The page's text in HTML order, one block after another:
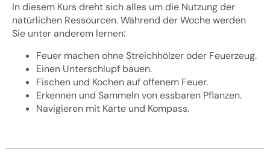
In diesem Kurs dreht sich alles um die Nutzung der
natürlichen Ressourcen. Während der Woche werden
Sie unter anderem lernen:
Feuer machen ohne Streichhölzer oder Feuerzeug.
Einen Unterschlupf bauen.
Fischen und Kochen auf offenem Feuer.
Erkennen und Sammeln von essbaren Pflanzen.
Navigieren mit Karte und Kompass.